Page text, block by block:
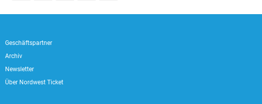
Geschäftspartner
Archiv
Newsletter
Über Nordwest Ticket